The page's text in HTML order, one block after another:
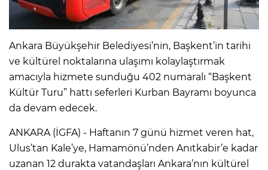
Ankara Büyükşehir Belediyesi’nin, Başkent’in tarihi
ve kültürel noktalarına ulaşımı kolaylaştırmak
amacıyla hizmete sunduğu 402 numaralı “Başkent
Kültür Turu” hattı seferleri Kurban Bayramı boyunca
da devam edecek.
ANKARA (İGFA) - Haftanın 7 günü hizmet veren hat,
Ulus’tan Kale’ye, Hamamönü’nden Anıtkabir’e kadar
uzanan 12 durakta vatandaşları Ankara’nın kültürel